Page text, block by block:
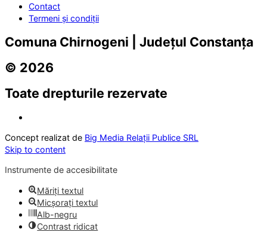
Contact
Termeni și condiții
Comuna Chirnogeni | Județul Constanța
© 2026
Toate drepturile rezervate
Concept realizat de Big Media Relații Publice SRL
Skip to content
Instrumente de accesibilitate
Măriți textul
Micșorați textul
Alb-negru
Contrast ridicat